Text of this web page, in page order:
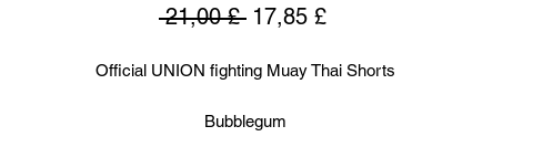
21,00 £ Regular
17,85 £Sale
Official UNION fighting Muay Thai Shorts
Bubblegum